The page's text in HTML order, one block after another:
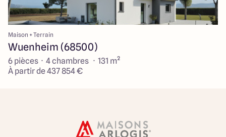
Maison + Terrain
Wuenheim (68500)
6 pièces · 4 chambres · 131 m²
À partir de 437 854 €